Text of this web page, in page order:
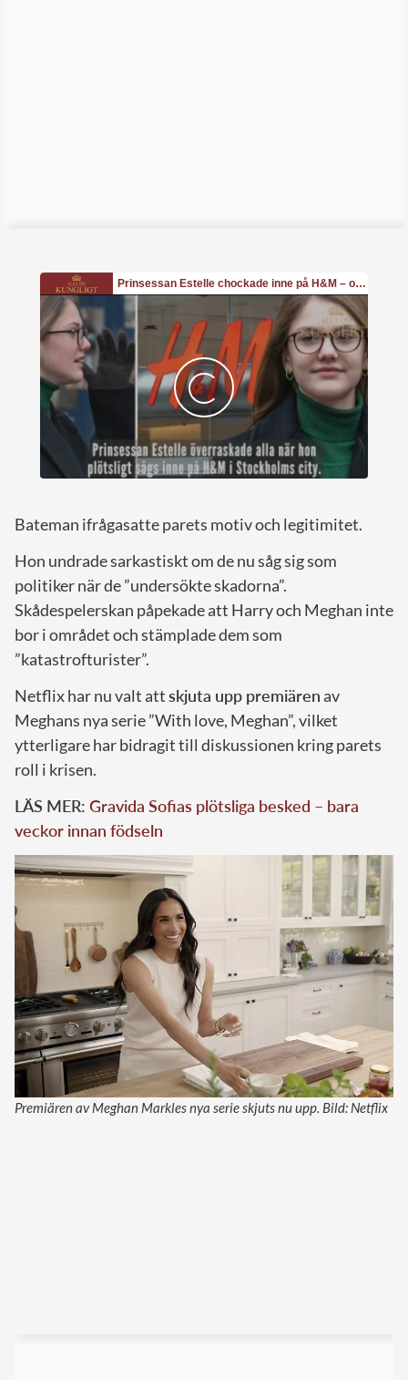
Bateman ifrågasatte parets motiv och legitimitet.
Hon undrade sarkastiskt om de nu såg sig som
politiker när de ”undersökte skadorna”.
Skådespelerskan påpekade att Harry och Meghan inte
bor i området och stämplade dem som
”katastrofturister”.
Netflix har nu valt attskjuta upp premiären av
Meghans nya serie ”With love, Meghan”, vilket
ytterligare har bidragit till diskussionen kring parets
roll i krisen.
LÄS MER: Gravida Sofias plötsliga besked – bara
veckor innan födseln
Premiären av Meghan Markles nya serie skjuts nu upp. Bild: Netflix